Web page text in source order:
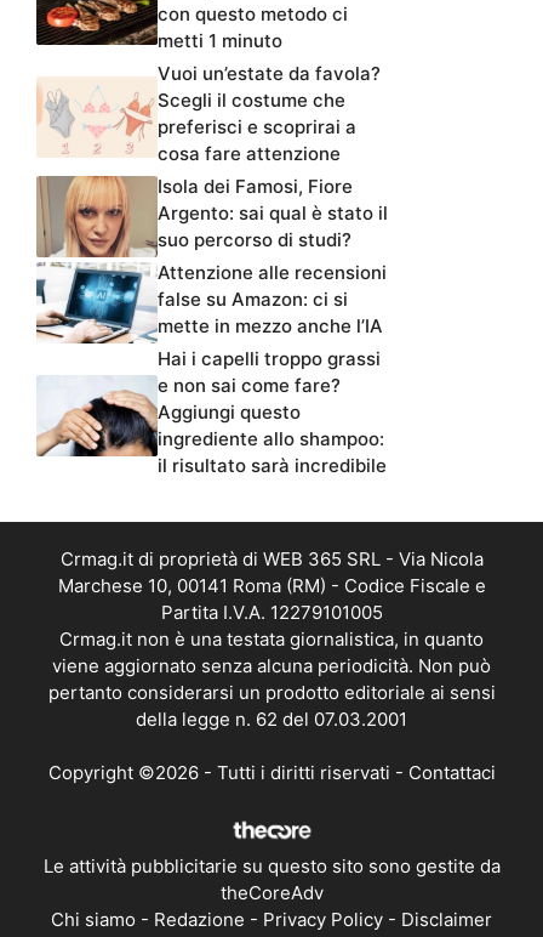
con questo metodo ci
metti 1 minuto
Vuoi un’estate da favola?
Scegli il costume che
preferisci e scoprirai a
cosa fare attenzione
Isola dei Famosi, Fiore
Argento: sai qual è stato il
suo percorso di studi?
Attenzione alle recensioni
false su Amazon: ci si
mette in mezzo anche l’IA
Hai i capelli troppo grassi
e non sai come fare?
Aggiungi questo
ingrediente allo shampoo:
il risultato sarà incredibile
Crmag.it di proprietà di WEB 365 SRL - Via Nicola
Marchese 10, 00141 Roma (RM) - Codice Fiscale e
Partita I.V.A. 12279101005
Crmag.it non è una testata giornalistica, in quanto
viene aggiornato senza alcuna periodicità. Non può
pertanto considerarsi un prodotto editoriale ai sensi
della legge n. 62 del 07.03.2001
Copyright ©2026 - Tutti i diritti riservati - Contattaci
Le attività pubblicitarie su questo sito sono gestite da
theCoreAdv
Chi siamo - Redazione - Privacy Policy - Disclaimer